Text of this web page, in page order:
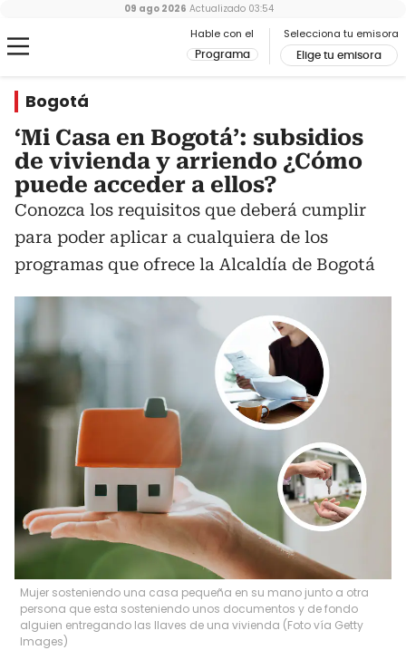
Hable con el
Programa
Selecciona tu emisora
Elige tu emisora
09 ago 2026 Actualizado 03:54
Bogotá
‘Mi Casa en Bogotá’: subsidios
de vivienda y arriendo ¿Cómo
puede acceder a ellos?
Conozca los requisitos que deberá cumplir
para poder aplicar a cualquiera de los
programas que ofrece la Alcaldía de Bogotá
Mujer sosteniendo una casa pequeña en su mano junto a otra
persona que esta sosteniendo unos documentos y de fondo
alguien entregando las llaves de una vivienda (Foto vía Getty
Images)